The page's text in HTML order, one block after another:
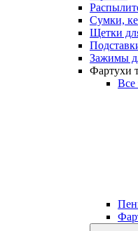
Сумки,
Щетки
Зажимы
Фартухи
Все